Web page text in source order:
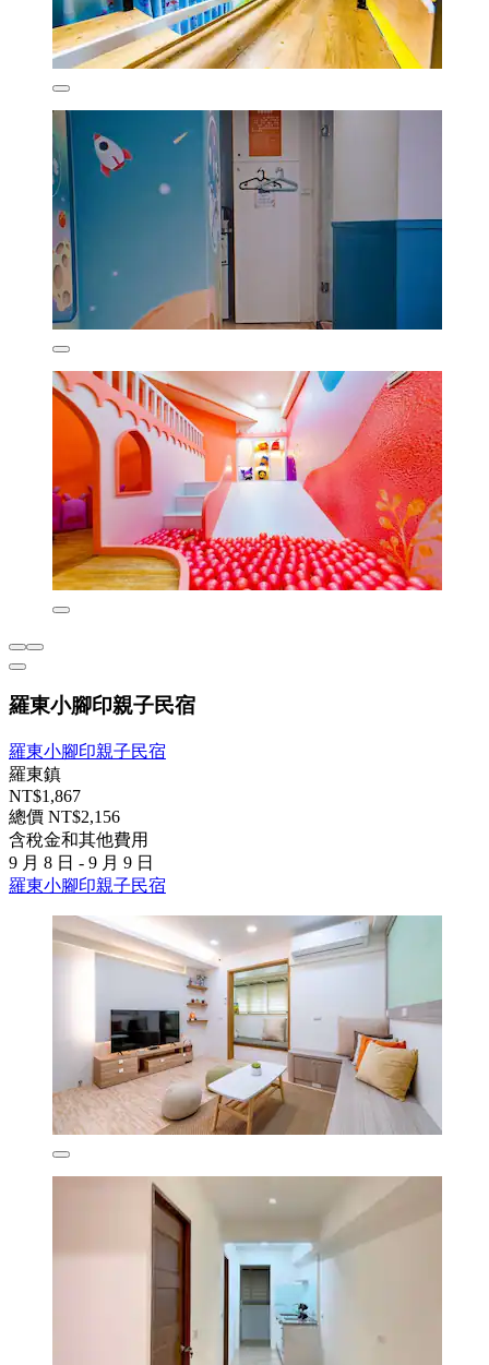
羅東小腳印親子民宿
羅東小腳印親子民宿
羅東鎮
NT$1,867
總價 NT$2,156
含稅金和其他費用
9 月 8 日 - 9 月 9 日
羅東小腳印親子民宿